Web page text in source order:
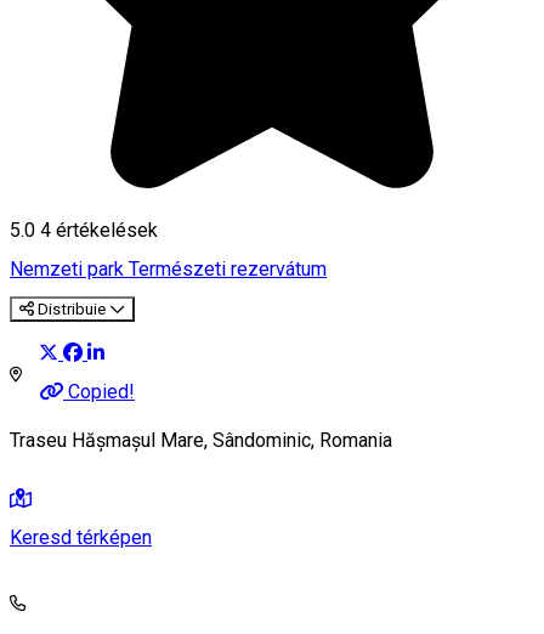
5.0 4 értékelések
Nemzeti park Természeti rezervátum
Distribuie
Copied!
Traseu Hășmașul Mare, Sândominic, Romania
Keresd térképen